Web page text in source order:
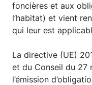
foncières et aux
l’habitat) et vient
qui leur est
La directive (UE)
et du Conseil du 27
l’émission